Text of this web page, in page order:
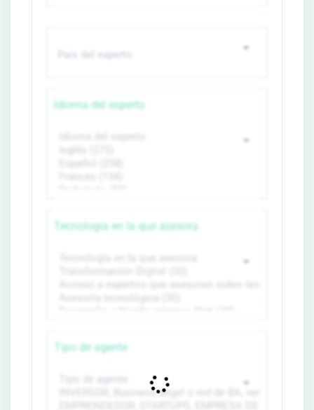
Idioma del experto
Tecnología en la que asesora
Tipo de agente